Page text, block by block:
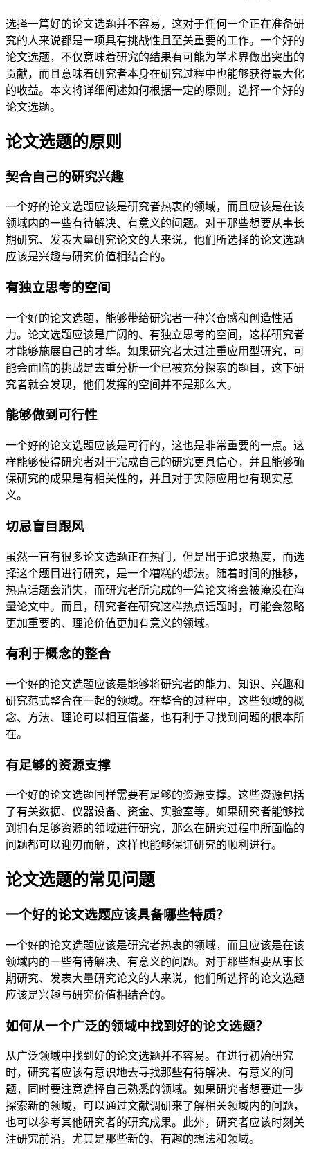
选择一篇好的论文选题并不容易，这对于任何一个正在准备研
究的人来说都是一项具有挑战性且至关重要的工作。一个好的
论文选题，不仅意味着研究的结果有可能为学术界做出突出的
贡献，而且意味着研究者本身在研究过程中也能够获得最大化
的收益。本文将详细阐述如何根据一定的原则，选择一个好的
论文选题。
论文选题的原则
契合自己的研究兴趣
一个好的论文选题应该是研究者热衷的领域，而且应该是在该
领域内的一些有待解决、有意义的问题。对于那些想要从事长
期研究、发表大量研究论文的人来说，他们所选择的论文选题
应该是兴趣与研究价值相结合的。
有独立思考的空间
一个好的论文选题，能够带给研究者一种兴奋感和创造性活
力。论文选题应该是广阔的、有独立思考的空间，这样研究者
才能够施展自己的才华。如果研究者太过注重应用型研究，可
能会面临的挑战是去重分析一个已被充分探索的题目，这下研
究者就会发现，他们发挥的空间并不是那么大。
能够做到可行性
一个好的论文选题应该是可行的，这也是非常重要的一点。这
样能够使得研究者对于完成自己的研究更具信心，并且能够确
保研究的成果是有相关性的，并且对于实际应用也有现实意
义。
切忌盲目跟风
虽然一直有很多论文选题正在热门，但是出于追求热度，而选
择这个题目进行研究，是一个糟糕的想法。随着时间的推移，
热点话题会消失，而研究者所完成的一篇论文将会被淹没在海
量论文中。而且，研究者在研究这样热点话题时，可能会忽略
更加重要的、理论价值更加有意义的领域。
有利于概念的整合
一个好的论文选题应该是能够将研究者的能力、知识、兴趣和
研究范式整合在一起的领域。在整合的过程中，这些领域的概
念、方法、理论可以相互借鉴，也有利于寻找到问题的根本所
在。
有足够的资源支撑
一个好的论文选题同样需要有足够的资源支撑。这些资源包括
了有关数据、仪器设备、资金、实验室等。如果研究者能够找
到拥有足够资源的领域进行研究，那么在研究过程中所面临的
问题都可以迎刃而解，这样也能够保证研究的顺利进行。
论文选题的常见问题
一个好的论文选题应该具备哪些特质？
一个好的论文选题应该是研究者热衷的领域，而且应该是在该
领域内的一些有待解决、有意义的问题。对于那些想要从事长
期研究、发表大量研究论文的人来说，他们所选择的论文选题
应该是兴趣与研究价值相结合的。
如何从一个广泛的领域中找到好的论文选题？
从广泛领域中找到好的论文选题并不容易。在进行初始研究
时，研究者应该有意识地去寻找那些有待解决、有意义的问
题，同时要注意选择自己熟悉的领域。如果研究者想要进一步
探索新的领域，可以通过文献调研来了解相关领域内的问题，
也可以参考其他研究者的研究成果。此外，研究者应该时刻关
注研究前沿，尤其是那些新的、有趣的想法和领域。